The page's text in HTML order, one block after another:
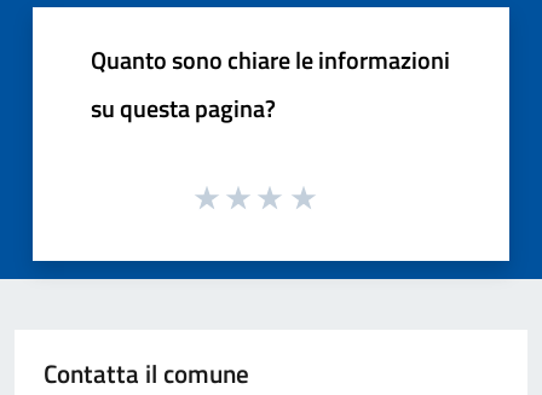
Quanto sono chiare le informazioni
su questa pagina?
Contatta il comune